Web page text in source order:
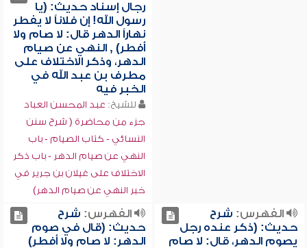
رجال إسناد حديث: (يا
رسول الله! إن فلاناً لا يفطر
نهاراً الدهر قال: لا صام ولا
أفطر) , النهي عن صيام
الدهر، وذكر الاختلاف على
مطرف بن عبد الله في
الخبر فيه
للشيخ: عبد المحسن العباد
جزء من محاضرة ( شرح سنن
النسائي - كتاب الصيام - باب
النهي عن صيام الدهر - باب ذكر
الاختلاف على غيلان بن جرير في
خبر النهي عن صيام الدهر)
الفهرس: شرح
حديث: (ذكر عنده رجل
يصوم الدهر، قال: لا صام
الفهرس: شرح
حديث: (قال في صوم
الدهر: لا صام ولا أفطر)